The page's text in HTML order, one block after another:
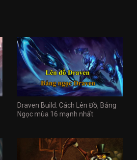
Draven Build: Cách Lên Đồ, Bảng
Ngọc mùa 16 mạnh nhất